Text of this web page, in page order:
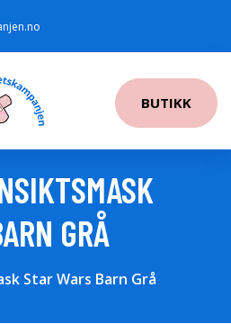
BUTIKK
GRÅ
Star Wars Barn Grå